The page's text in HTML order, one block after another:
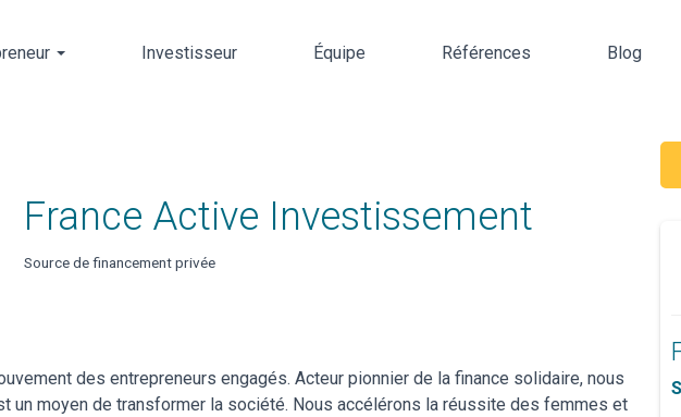
Investisseur Équipe Références Blog
France Active Investissement
Source de financement privée
des entrepreneurs engagés. Acteur pionnier de la finance solidaire, nous
un moyen de transformer la société. Nous accélérons la réussite des femmes et